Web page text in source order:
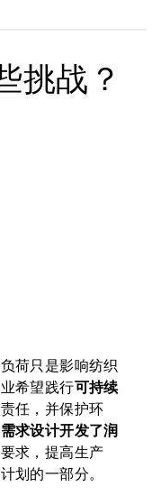
挑战？
荷只是影响纺织
希望践行可持续
任，并保护环
求设计开发了润
求，提高生产
划的一部分。